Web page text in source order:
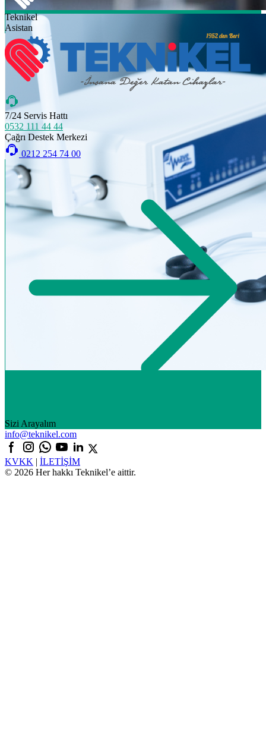
Teknikel
Asistan
7/24 Servis Hattı
0532 111 44 44
Çağrı Destek Merkezi
0212 254 74 00
Sizi Arayalım
info@teknikel.com
KVKK | İLETİŞİM
© 2026 Her hakkı Teknikel’e aittir.